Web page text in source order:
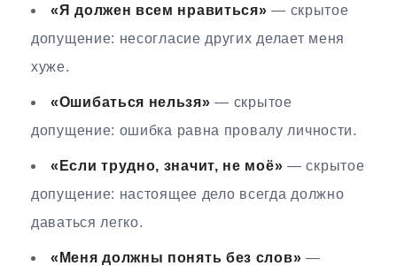
«Я должен всем нравиться» — скрытое
допущение: несогласие других делает меня
хуже.
«Ошибаться нельзя» — скрытое
допущение: ошибка равна провалу личности.
«Если трудно, значит, не моё» — скрытое
допущение: настоящее дело всегда должно
даваться легко.
«Меня должны понять без слов» —